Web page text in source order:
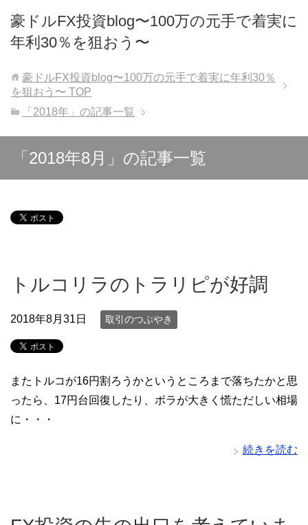
豪ドルFX投資blog〜100万の元手で着実に
年利30％を狙おう〜
豪ドルFX投資blog〜100万の元手で着実に年利30％
を狙おう〜 TOP
「2018年」の記事一覧
「2018年8月」の記事一覧
トルコリラのトラリピが好調
2018年8月31日 取引のつぶやき
またトルコが16円割ろうかというところまで落ちたかと思
ったら、17円台回復したり、ボラが大きく慌ただしい相場
に・・・
続きを読む